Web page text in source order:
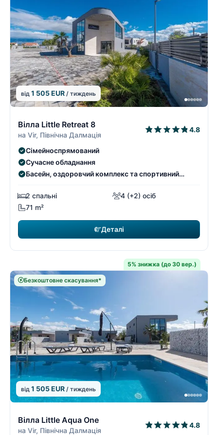
від 1 505 EUR / тиждень
Вілла Little Retreat 8
на Vir, Північна Далмація
4.8
Сімейноспрямований
Сучасне обладнання
Басейн, оздоровчий комплекс та спортивний
2 спальні
4 (+2) осіб
71 m²
Деталі
5% знижка (до 30 вер.)
Безкоштовне скасування*
від 1 505 EUR / тиждень
Вілла Little Aqua One
на Vir, Північна Далмація
4.8